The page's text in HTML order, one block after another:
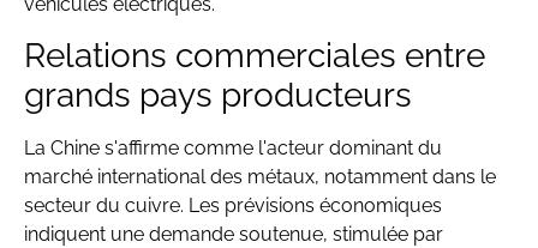
Relations commerciales entre
grands pays producteurs
La Chine s'affirme comme l'acteur dominant du
marché international des métaux, notamment dans le
secteur du cuivre. Les prévisions économiques
indiquent une demande soutenue, stimulée par